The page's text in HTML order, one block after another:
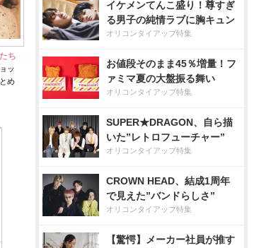
ち
ッ
め
イケメンてんこ盛り！尊すぎ
る男子の純情ラブに胸キュン
オリコンタイアップ特集
お値段そのまま45％増量！フ
ァミマ夏の大盤振る舞い
オリコンタイアップ特集
SUPER★DRAGON、自ら描
いた”レトロフューチャー”
オリコンタイアップ特集
CROWN HEAD、結成1周年
で見えた”バンドらしさ”
オリコンタイアップ特集
【驚愕】メーカー社員が推す